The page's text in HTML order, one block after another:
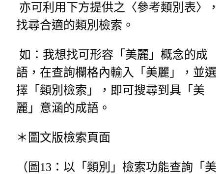
亦可利用下方提供之〈參考類別表〉，
找尋合適的類別檢索。
如：我想找可形容「美麗」概念的成
語，在查詢欄格內輸入「美麗」，並選
擇「類別檢索」，即可搜尋到具「美
麗」意涵的成語。
＊圖文版檢索頁面
（圖13：以「類別」檢索功能查詢「美